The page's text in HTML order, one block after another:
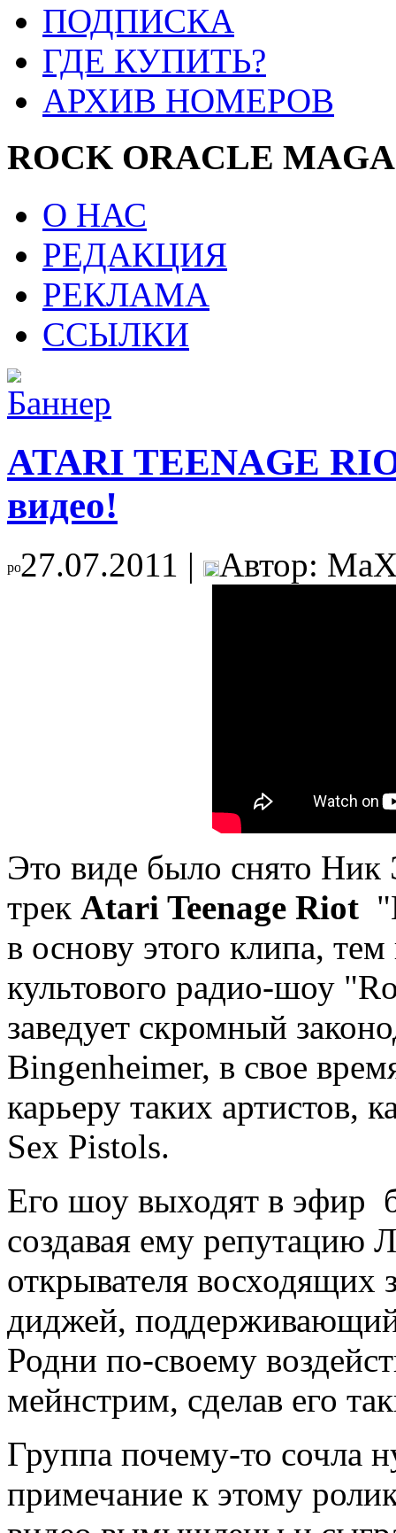
ПОДПИСКА
ГДЕ КУПИТЬ?
АРХИВ НОМЕРОВ
ROCK ORACLE
О НАС
РЕДАКЦИЯ
РЕКЛАМА
ССЫЛКИ
ATARI TEENAGE
видео!
27.07.2011 | Автор:
Это виде было снято Ник
трек Atari Teenage Riot
в основу этого клипа,
культового радио-шоу
заведует скромный
Bingenheimer, в свое
карьеру таких артистов,
Sex Pistols.
Его шоу выходят в эфир
создавая ему репутацию
открывателя восходящих
диджей,
Родни по-своему
мейнстрим, сделав его
Группа почему-то сочла
примечание к этому